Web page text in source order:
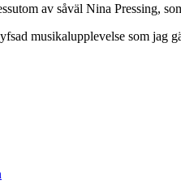
av såväl Nina Pressing,
musikalupplevelse som jag